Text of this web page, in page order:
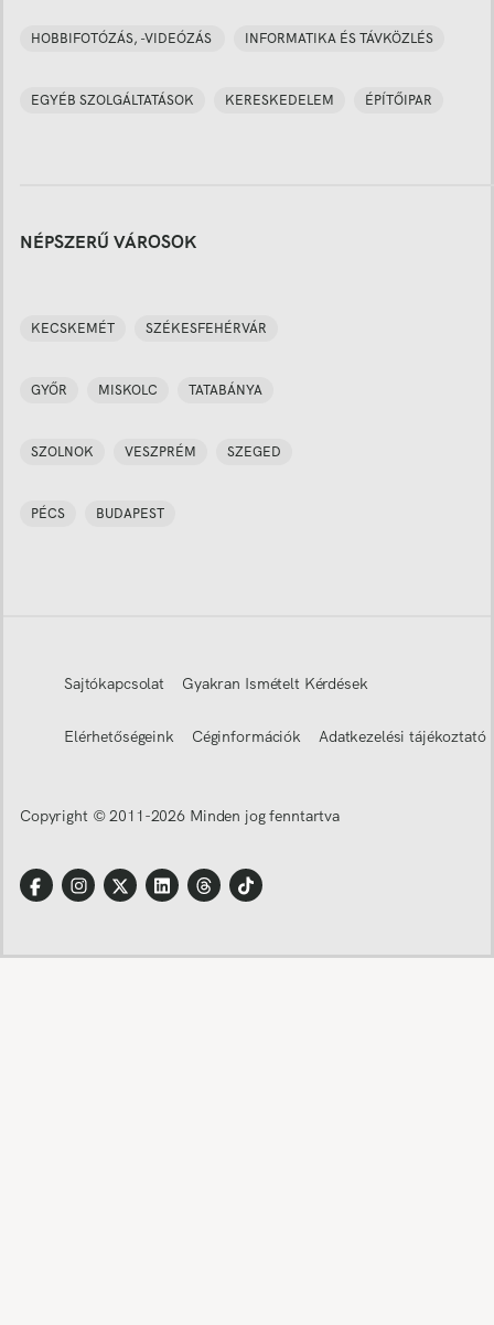
HOBBIFOTÓZÁS, -VIDEÓZÁS INFORMATIKA ÉS TÁVKÖZLÉS
EGYÉB SZOLGÁLTATÁSOK KERESKEDELEM ÉPÍTŐIPAR
NÉPSZERŰ VÁROSOK
KECSKEMÉT SZÉKESFEHÉRVÁR
GYŐR MISKOLC TATABÁNYA
SZOLNOK VESZPRÉM SZEGED
PÉCS BUDAPEST
Sajtókapcsolat Gyakran Ismételt Kérdések
Elérhetőségeink Céginformációk Adatkezelési tájékoztató
Copyright © 2011-2026 Minden jog fenntartva